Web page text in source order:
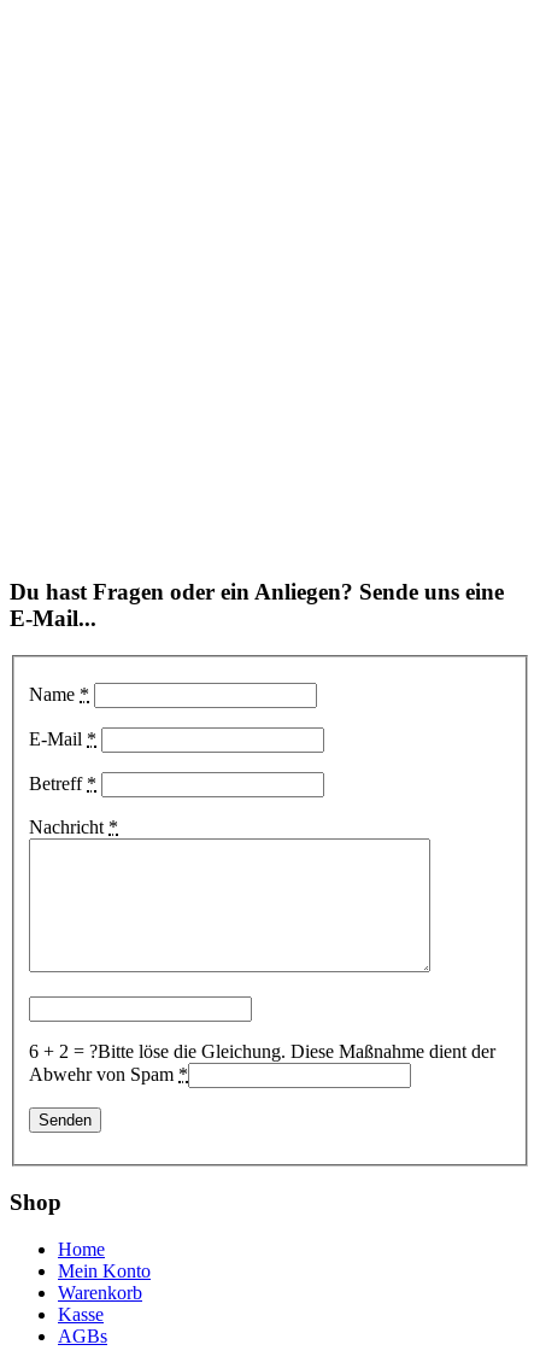
Du hast Fragen oder ein Anliegen? Sende uns eine
E-Mail...
Name *
E-Mail *
Betreff *
Nachricht *
6 + 2 = ?Bitte löse die Gleichung. Diese Maßnahme dient der
Abwehr von Spam *
Shop
Home
Mein Konto
Warenkorb
Kasse
AGBs